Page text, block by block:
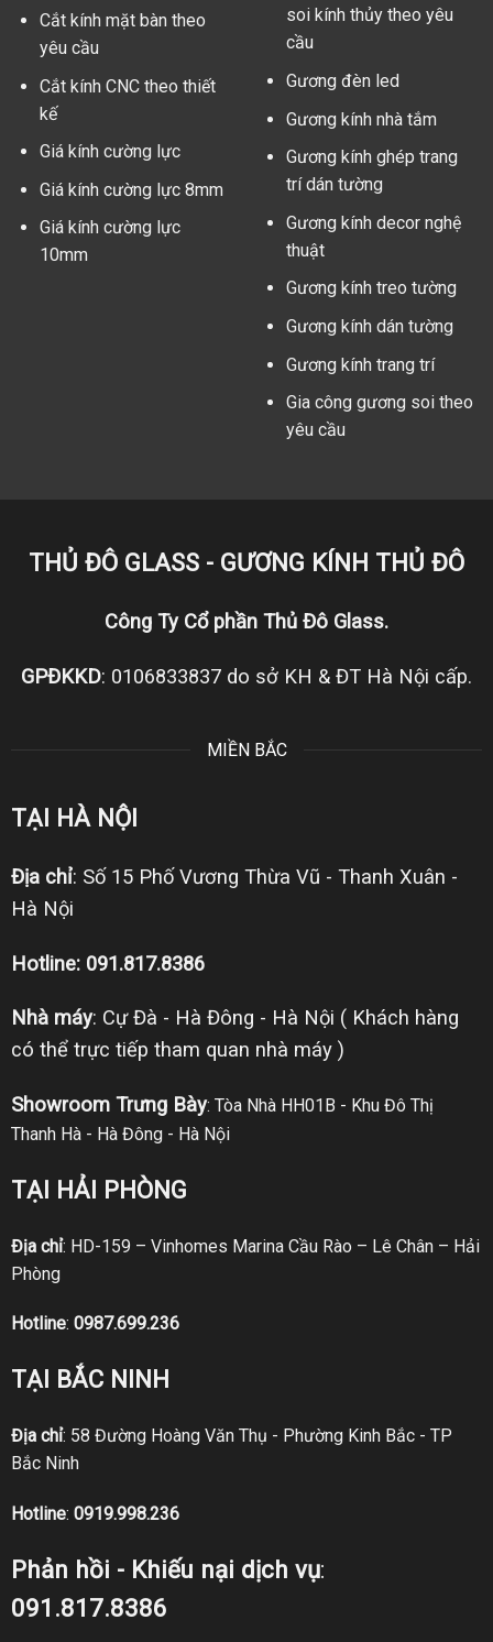
Cắt kính mặt bàn theo
yêu cầu
Cắt kính CNC theo thiết
kế
Giá kính cường lực
Giá kính cường lực 8mm
Giá kính cường lực
10mm
soi kính thủy theo yêu
cầu
Gương đèn led
Gương kính nhà tắm
Gương kính ghép trang
trí dán tường
Gương kính decor nghệ
thuật
Gương kính treo tường
Gương kính dán tường
Gương kính trang trí
Gia công gương soi theo
yêu cầu
THỦ ĐÔ GLASS - GƯƠNG KÍNH THỦ ĐÔ
Công Ty Cổ phần Thủ Đô Glass.
GPĐKKD: 0106833837 do sở KH & ĐT Hà Nội cấp.
MIỀN BẮC
TẠI HÀ NỘI
Địa chỉ: Số 15 Phố Vương Thừa Vũ - Thanh Xuân -
Hà Nội
Hotline: 091.817.8386
Nhà máy: Cự Đà - Hà Đông - Hà Nội ( Khách hàng
có thể trực tiếp tham quan nhà máy )
Showroom Trưng Bày: Tòa Nhà HH01B - Khu Đô Thị
Thanh Hà - Hà Đông - Hà Nội
TẠI HẢI PHÒNG
Địa chỉ: HD-159 – Vinhomes Marina Cầu Rào – Lê Chân – Hải
Phòng
Hotline: 0987.699.236
TẠI BẮC NINH
Địa chỉ: 58 Đường Hoàng Văn Thụ - Phường Kinh Bắc - TP
Bắc Ninh
Hotline: 0919.998.236
Phản hồi - Khiếu nại dịch vụ:
091.817.8386